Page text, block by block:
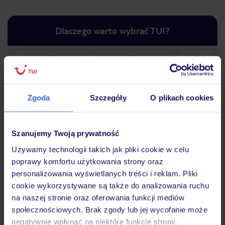
Zgoda Szczegóły O plikach cookies
Szanujemy Twoją prywatność
Używamy technologii takich jak pliki cookie w celu
poprawy komfortu użytkowania strony oraz
personalizowania wyświetlanych treści i reklam. Pliki
cookie wykorzystywane są także do analizowania ruchu
na naszej stronie oraz oferowania funkcji mediów
społecznościowych. Brak zgody lub jej wycofanie może
negatywnie wpłynąć na niektóre funkcje strony.
Dlaczego warto wybrać TUI?
Lider niskich cen
Największe biuro
podróży w Polsce
30 lat w
Hotel
Opinie